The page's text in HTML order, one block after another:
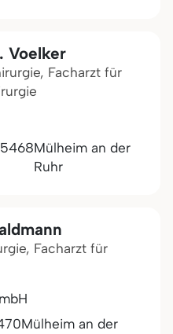
Voelker
Facharzt für
Mülheim an der
Ruhr
Facharzt für
Mülheim an der